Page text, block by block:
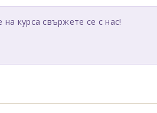
курса свържете се с нас!